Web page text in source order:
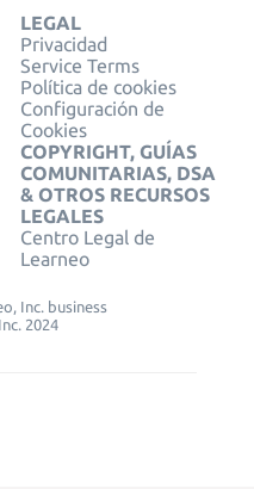
LEGAL
Privacidad
Service Terms
Política de cookies
Configuración de
Cookies
COPYRIGHT, GUÍAS
COMUNITARIAS, DSA
& OTROS RECURSOS
LEGALES
Centro Legal de
Learneo
Inc. business
2024